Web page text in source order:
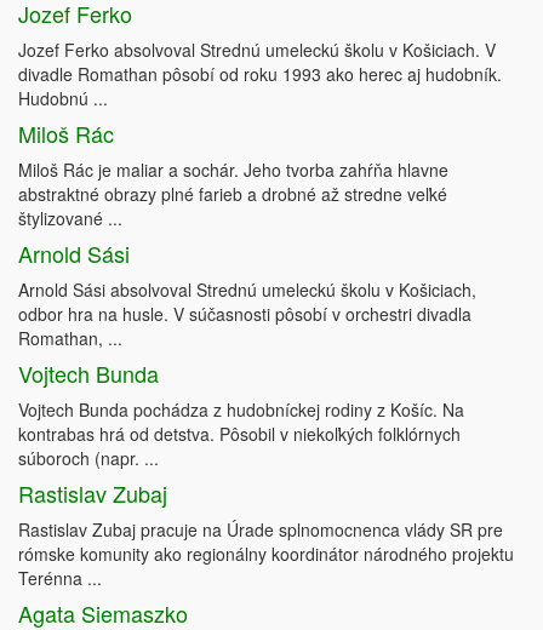
Jozef Ferko
Jozef Ferko absolvoval Strednú umeleckú školu v Košiciach. V
divadle Romathan pôsobí od roku 1993 ako herec aj hudobník.
Hudobnú ...
Miloš Rác
Miloš Rác je maliar a sochár. Jeho tvorba zahŕňa hlavne
abstraktné obrazy plné farieb a drobné až stredne veľké
štylizované ...
Arnold Sási
Arnold Sási absolvoval Strednú umeleckú školu v Košiciach,
odbor hra na husle. V súčasnosti pôsobí v orchestri divadla
Romathan, ...
Vojtech Bunda
Vojtech Bunda pochádza z hudobníckej rodiny z Košíc. Na
kontrabas hrá od detstva. Pôsobil v niekoľkých folklórnych
súboroch (napr. ...
Rastislav Zubaj
Rastislav Zubaj pracuje na Úrade splnomocnenca vlády SR pre
rómske komunity ako regionálny koordinátor národného projektu
Terénna ...
Agata Siemaszko